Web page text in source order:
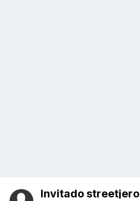
Invitado streetjero